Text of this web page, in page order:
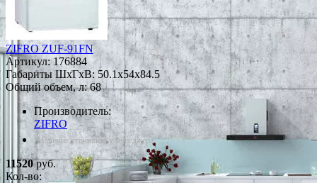
ZIFRO ZUF-91FN
Артикул:176884
Габариты ШxГxВ: 50.1x54x84.5
Общий объем, л: 68
Производитель:
ZIFRO
*Наличие уточняйте у менеджера
11520руб.
Кол-во: